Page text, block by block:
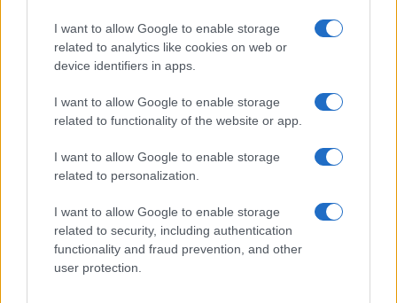
I want to allow Google to enable storage
related to analytics like cookies on web or
device identifiers in apps.
I want to allow Google to enable storage
related to functionality of the website or app.
I want to allow Google to enable storage
related to personalization.
I want to allow Google to enable storage
related to security, including authentication
functionality and fraud prevention, and other
user protection.
tutto orientato“al sociale”più che alla sicurezza,
senza la quale, di socialmente utile si fa ben poco,
pure a caro prezzo.
Anni fa, mi pare fosse il governo Berlusconi, ma
non importa chi fosse, venne istituita la figura del
poliziotto di quartiere ”, ma anche
quell’esperimento durò poco e, alla fine, quella
figura era vista più con funzioni sociali, tipo il
carabiniere che la vecchietta chiama per nome per